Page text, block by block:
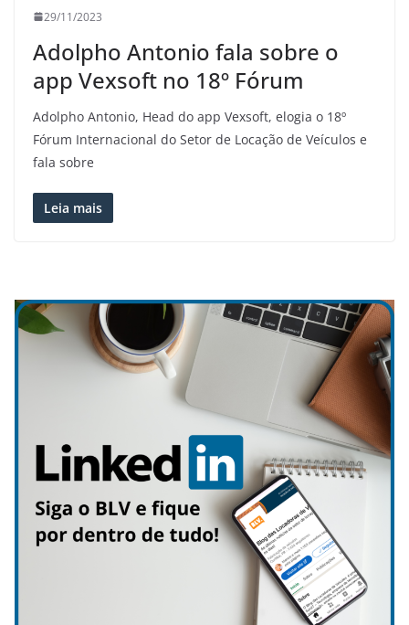
29/11/2023
Adolpho Antonio fala sobre o
app Vexsoft no 18º Fórum
Adolpho Antonio, Head do app Vexsoft, elogia o 18º
Fórum Internacional do Setor de Locação de Veículos e
fala sobre
Leia mais